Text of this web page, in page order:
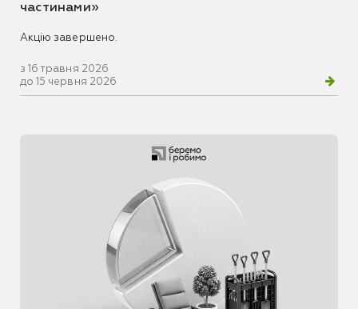
частинами»
Акцію завершено.
з 16 травня 2026
до 15 червня 2026